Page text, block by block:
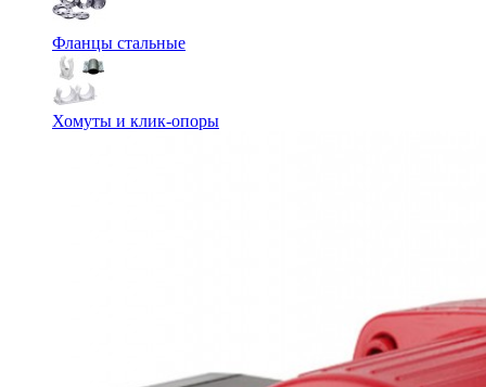
Фланцы стальные
Хомуты и клик-опоры